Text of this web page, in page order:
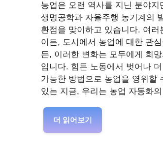
농업은 오랜 역사를 지닌 분야지
생명공학과 자율주행 농기계의
환점을 맞이하고 있습니다. 여러
이든, 도시에서 농업에 대한 관
든, 이러한 변화는 모두에게 희
입니다. 힘든 노동에서 벗어나
가능한 방법으로 농업을 영위할
있는 지금, 우리는 농업 자동화
더 읽어보기